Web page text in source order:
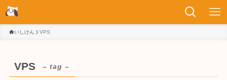
いしけん VPS
VPS – tag –